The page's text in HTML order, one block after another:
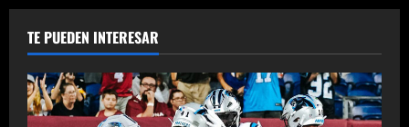
TE PUEDEN INTERESAR